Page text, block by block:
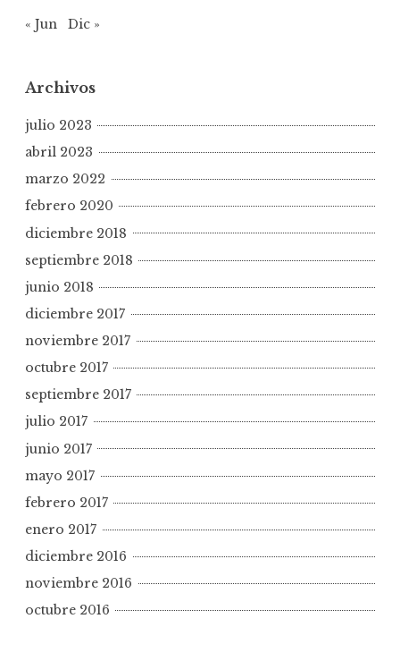
« Jun Dic »
Archivos
julio 2023
abril 2023
marzo 2022
febrero 2020
diciembre 2018
septiembre 2018
junio 2018
diciembre 2017
noviembre 2017
octubre 2017
septiembre 2017
julio 2017
junio 2017
mayo 2017
febrero 2017
enero 2017
diciembre 2016
noviembre 2016
octubre 2016